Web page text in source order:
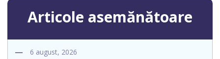
Articole asemănătoare
6 august, 2026